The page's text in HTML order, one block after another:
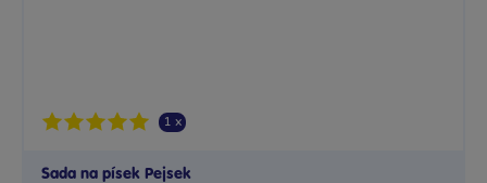
1 x
Sada na písek Pejsek